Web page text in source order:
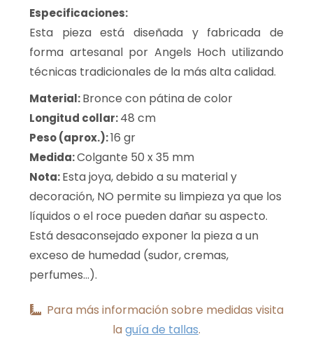
Especificaciones:
Esta pieza está diseñada y fabricada de
forma artesanal por Angels Hoch utilizando
técnicas tradicionales de la más alta calidad.
Material:Bronce con pátina de color
Longitud collar:48 cm
Peso (aprox.):16 gr
Medida:Colgante 50 x 35 mm
Nota:Esta joya, debido a su material y
decoración, NO permite su limpieza ya que los
líquidos o el roce pueden dañar su aspecto.
Está desaconsejado exponer la pieza a un
exceso de humedad (sudor, cremas,
perfumes...).
Para más información sobre medidas visita
laguía de tallas.